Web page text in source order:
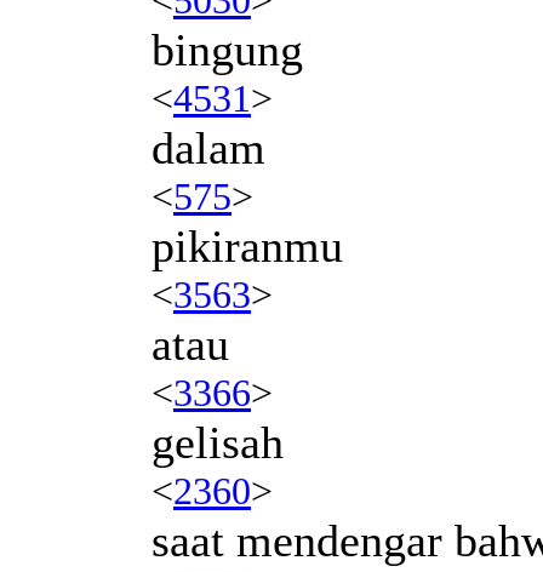
bingung
<4531>
dalam
<575>
pikiranmu
<3563>
atau
<3366>
gelisah
<2360>
saat mendengar